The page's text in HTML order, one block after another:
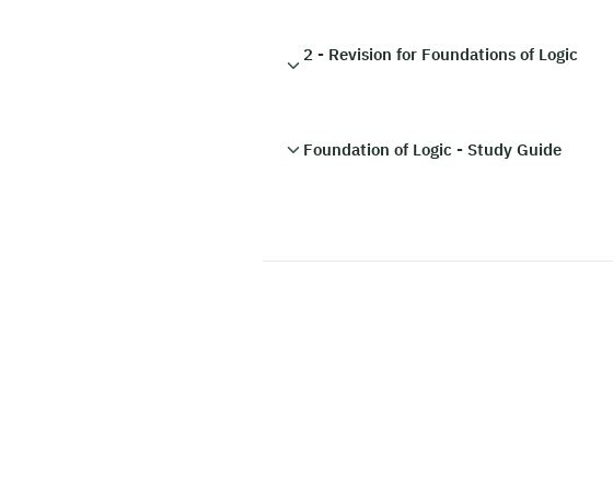
2 - Revision for Foundations of Logic
Foundation of Logic - Study Guide